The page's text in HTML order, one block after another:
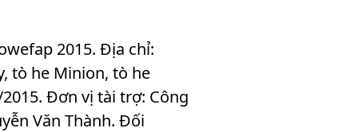
2015. Địa chỉ:
tò he Minion, tò he
Đơn vị tài trợ: Công
Văn Thành. Đối